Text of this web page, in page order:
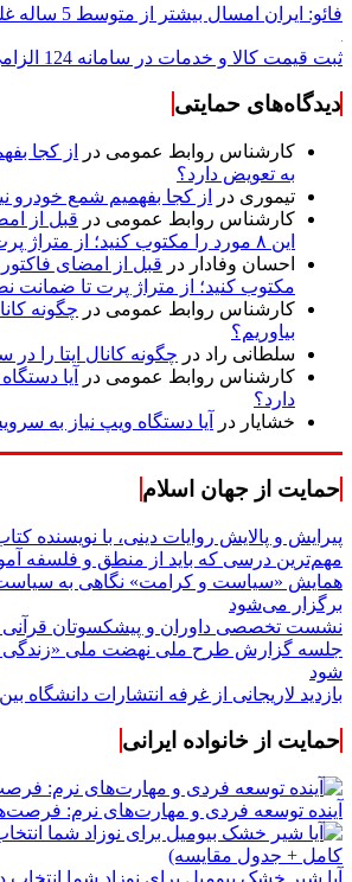
فائو: ایران امسال بیشتر از متوسط 5 ساله غله تولید می‌کند
ثبت قیمت کالا و خدمات در سامانه 124 الزامی شد
دیدگاه‌های حمایتی
کارشناس روابط عمومی در
از کجا
به تعویض دارد؟
تیموری در
از کجا بفهمیم شمع خودرو
کارشناس روابط عمومی در قبل از
این ۸ مورد را مکتوب کنید؛ از متراژ پرت تا ضمانت نصب
احسان وفادار در
مکتوب کنید؛ از متراژ پرت تا ضمانت
کارشناس روابط عمومی در چگونه
بیاوریم؟
سلطانی راد در چگونه کانال ایتا را در
کارشناس روابط عمومی در
آیا
دارد؟
خشایار در آیا دستگاه ویپ نیاز به
حمایت از جهان اسلام
پیرایش و پالایش روایات دینی، با نویسنده
مهم‌ترین درسی که باید از منطق و فلسفه
همایش «سیاست و کرامت» نگاهی به
برگزار می‌شود
نشست تخصصی داوران و پیشکسوتان قرآنی
جلسه گزارش طرح ملی نهضت ملی «زندگی با
شود
بازدید لاریجانی از غرفه انتشارات دانشگاه
حمایت از خانواده ایرانی
آینده توسعه فردی و مهارت‌های نرم:
آیا شیر خشک بیومیل برای نوزاد شما